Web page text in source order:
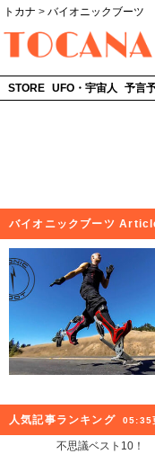
トカナ > バイオニックブーツ
STORE UFO・宇宙人 予言
バイオニックブーツ
人気記事ランキング 05:35
不思議ベスト10！